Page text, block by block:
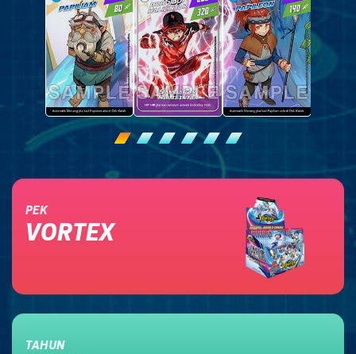
PEK
VORTEX
TAHUN